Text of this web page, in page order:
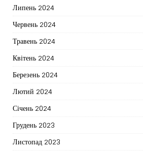
Липень 2024
Червень 2024
Травень 2024
Квітень 2024
Березень 2024
Лютий 2024
Січень 2024
Грудень 2023
Листопад 2023